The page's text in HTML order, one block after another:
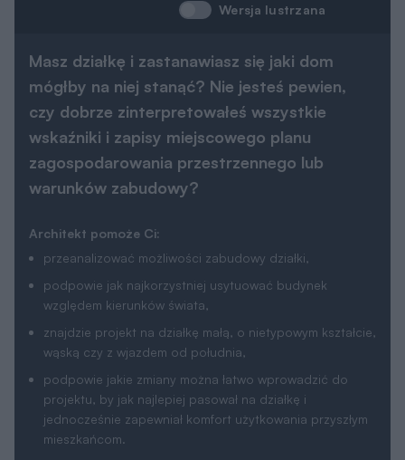
Wersja lustrzana
Masz działkę i zastanawiasz się jaki dom
mógłby na niej stanąć? Nie jesteś pewien,
czy dobrze zinterpretowałeś wszystkie
wskaźniki i zapisy miejscowego planu
zagospodarowania przestrzennego lub
warunków zabudowy?
Architekt pomoże Ci:
przeanalizować możliwości zabudowy działki,
podpowie jak najkorzystniej usytuować budynek
względem kierunków świata,
znajdzie projekt na działkę małą, o nietypowym kształcie,
wąską czy z wjazdem od południa,
podpowie jakie zmiany można łatwo wprowadzić do
projektu, by jak najlepiej pasował na działkę i
jednocześnie zapewniał komfort użytkowania przyszłym
mieszkańcom.